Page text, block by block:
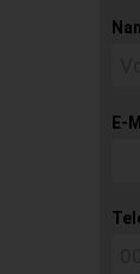
E-